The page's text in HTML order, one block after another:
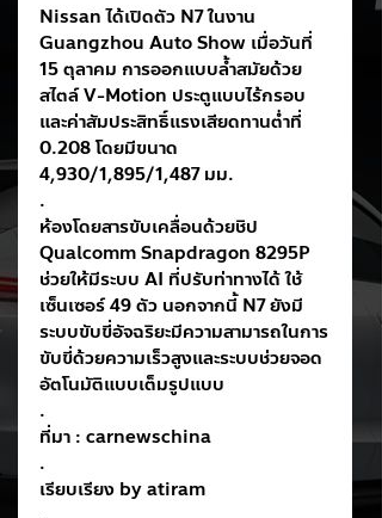
Nissan ได้เปิดตัว N7 ในงาน
Guangzhou Auto Show เมื่อวันที่
15 ตุลาคม การออกแบบล้ำสมัยด้วย
สไตล์ V-Motion ประตูแบบไร้กรอบ
และค่าสัมประสิทธิ์แรงเสียดทานต่ำที่
0.208 โดยมีขนาด
4,930/1,895/1,487 มม.
.
ห้องโดยสารขับเคลื่อนด้วยชิป
Qualcomm Snapdragon 8295P
ช่วยให้มีระบบ AI ที่ปรับท่าทางได้ ใช้
เซ็นเซอร์ 49 ตัว นอกจากนี้ N7 ยังมี
ระบบขับขี่อัจฉริยะมีความสามารถในการ
ขับขี่ด้วยความเร็วสูงและระบบช่วยจอด
อัตโนมัติแบบเต็มรูปแบบ
.
ที่มา : carnewschina
.
เรียบเรียง by atiram